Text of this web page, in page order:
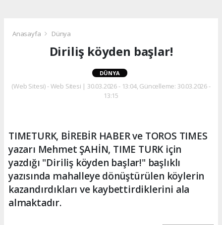
Anasayfa Dünya
Diriliş köyden başlar!
DÜNYA
(Web Sitesi) - Web Sitesi | 30.03.2026 - 13:04, Güncelleme: 30.03.2026 -
13:15
TIMETURK, BİREBİR HABER ve TOROS TIMES
yazarı Mehmet ŞAHİN, TIME TURK için
yazdığı "Diriliş köyden başlar!" başlıklı
yazısında mahalleye dönüştürülen köylerin
kazandırdıkları ve kaybettirdiklerini ala
almaktadır.